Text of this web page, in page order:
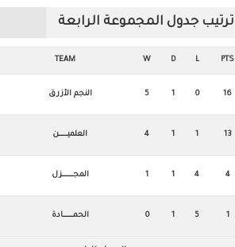
ترتيب جدول المجموعة الرابعة
TEAM W D L PTS
النجم الأزرق 5 1 0 16
العلميـــــــــــن 4 1 1 13
المجــــــــــــــزل 1 1 4 4
الحمـــــــــــــادة 0 1 5 1